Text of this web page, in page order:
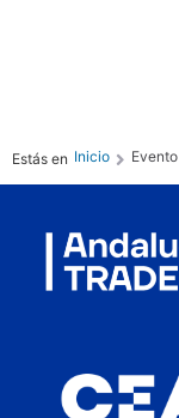
Estás en Inicio Evento